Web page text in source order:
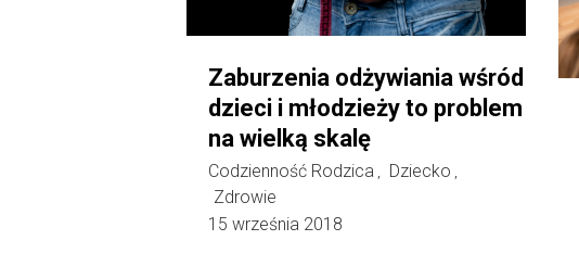
Zaburzenia odżywiania wśród
dzieci i młodzieży to problem
na wielką skalę
Codzienność Rodzica , Dziecko ,
Zdrowie
15 września 2018